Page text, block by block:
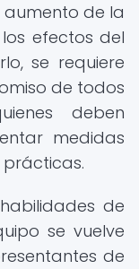
aumento de la
efectos del
se requiere
de todos
deben
medidas
de
se vuelve
de